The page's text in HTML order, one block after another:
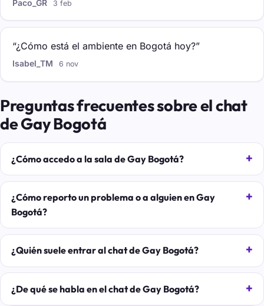
Paco_GR 3 feb
“¿Cómo está el ambiente en Bogotá hoy?”
Isabel_TM 6 nov
Preguntas frecuentes sobre el chat
de Gay Bogotá
¿Cómo accedo a la sala de Gay Bogotá?
¿Cómo reporto un problema o a alguien en Gay
Bogotá?
¿Quién suele entrar al chat de Gay Bogotá?
¿De qué se habla en el chat de Gay Bogotá?